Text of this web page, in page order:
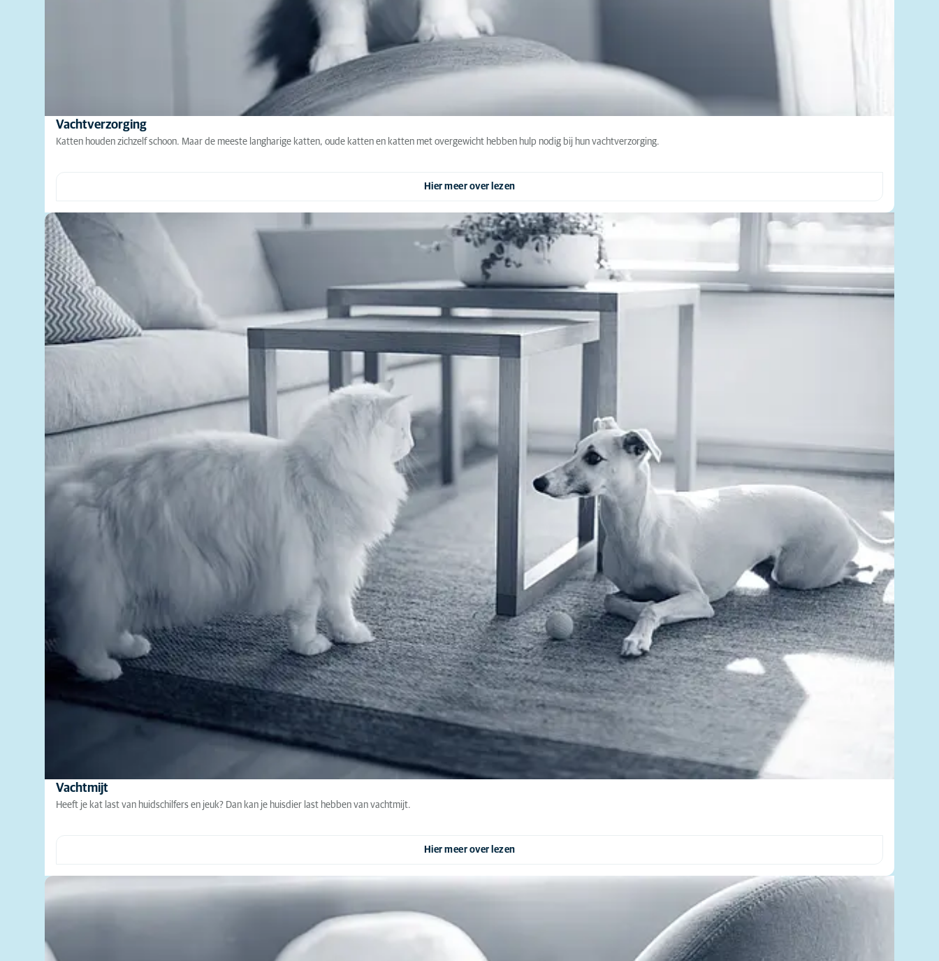
Vachtverzorging
Katten houden zichzelf schoon. Maar de meeste langharige katten, oude katten en katten met overgewicht hebben hulp nodig bij hun vachtverzorging.
Hier meer over lezen
Vachtmijt
Heeft je kat last van huidschilfers en jeuk? Dan kan je huisdier last hebben van vachtmijt.
Hier meer over lezen